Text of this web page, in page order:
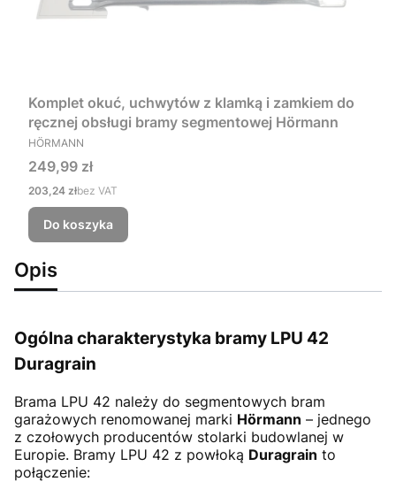
Komplet okuć, uchwytów z klamką i zamkiem do
ręcznej obsługi bramy segmentowej Hörmann
PRODUCENT
HÖRMANN
Cena
249,99 zł
Cena
203,24 złbez VAT
Do koszyka
Opis
Ogólna charakterystyka bramy LPU 42
Duragrain
Brama LPU 42 należy do segmentowych bram
garażowych renomowanej marki Hörmann – jednego
z czołowych producentów stolarki budowlanej w
Europie. Bramy LPU 42 z powłoką Duragrain to
połączenie: